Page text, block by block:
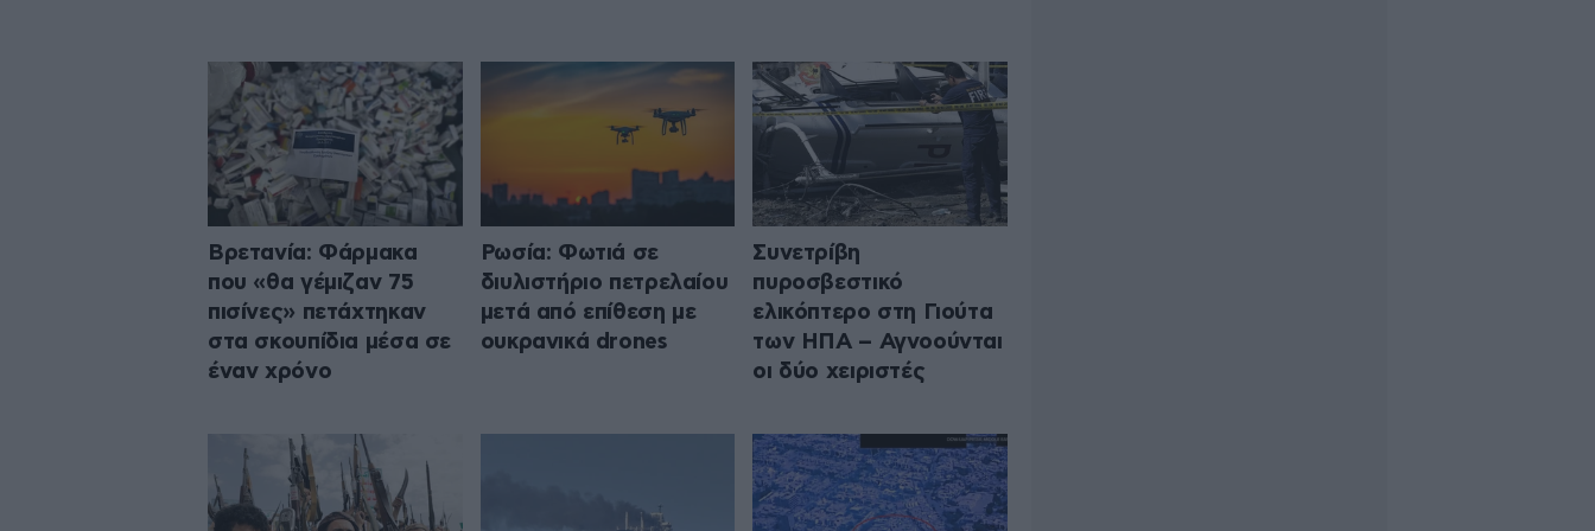
Βρετανία: Φάρμακα
που «θα γέμιζαν 75
πισίνες» πετάχτηκαν
στα σκουπίδια μέσα σε
έναν χρόνο
Ρωσία: Φωτιά σε
διυλιστήριο πετρελαίου
μετά από επίθεση με
ουκρανικά drones
Συνετρίβη
πυροσβεστικό
ελικόπτερο στη Γιούτα
των ΗΠΑ – Αγνοούνται
οι δύο χειριστές